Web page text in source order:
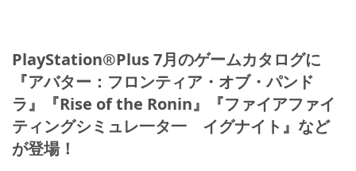
PlayStation®Plus 7月のゲームカタログに
『アバター：フロンティア・オブ・パンド
ラ』『Rise of the Ronin』『ファイアファイ
ティングシミュレ一タ一 イグナイト』など
が登場！